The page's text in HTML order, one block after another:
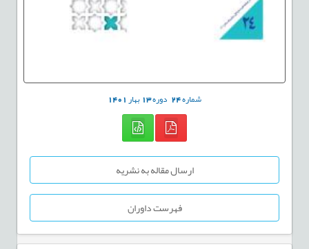
شماره24 دوره13بهار1401
ارسال مقاله به نشریه
فهرست داوران